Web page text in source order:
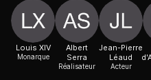
Louis XIV
Monarque
Albert
Serra
Réalisateur
Jean-Pierre
Léaud
Acteur